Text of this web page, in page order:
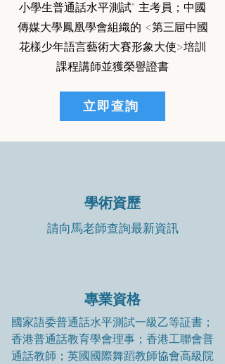
小學生普通話水平測試” 主考員；中國
傳媒大學鳳凰學會組織的 <第三屇中國
花樣少年語言藝術大賽形象大使>培訓
課程講師並獲榮譽證書
立即查詢
學術資歷
請向馬老師查詢最新資訊
專業資格
國家語委普通話水平測試一級乙等証書；
香港普通話教育學會理事；香港工聯會普
通話教師；英國國際舞蹈教師協會高級院